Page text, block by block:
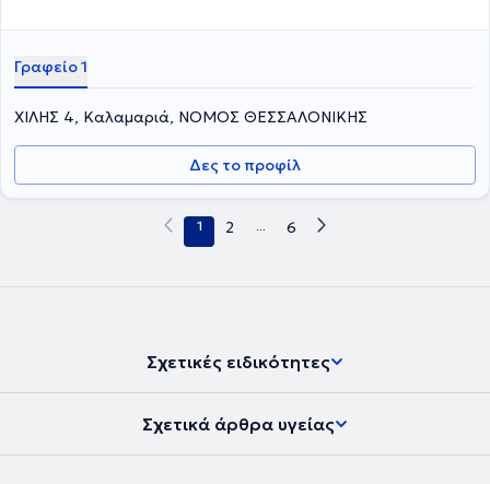
Γραφείο 1
ΧΙΛΗΣ 4, Καλαμαριά, ΝΟΜΟΣ ΘΕΣΣΑΛΟΝΙΚΗΣ
Δες το προφίλ
1 2 ... 6
Σχετικές ειδικότητες
Σχετικά άρθρα υγείας